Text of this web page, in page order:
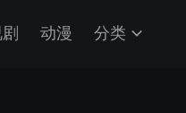
动漫 分类